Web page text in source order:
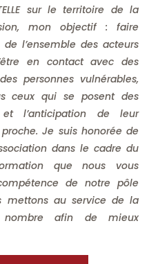
sur le territoire de la
mon objectif : faire
l’ensemble des acteurs
en contact avec des
personnes vulnérables,
ceux qui se posent des
l’anticipation de leur
Je suis honorée de
dans le cadre du
que nous vous
de notre pôle
mettons au service de la
afin de mieux